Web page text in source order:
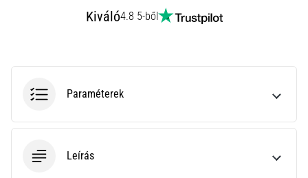
probléma,
amellyel
Minden cikk
megjelenítése
Kiváló4.8 5-ből
Paraméterek
Leírás